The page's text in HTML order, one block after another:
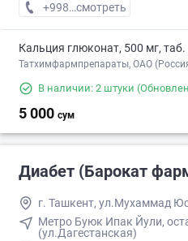
+998 (95) XXX-XX-XX
смотреть
Кальция глюконат, 500 мг,
Татхимфармпрепараты, ОАО
В наличии: 2 штуки
5 000 сум
Диабет (Барокат
г. Ташкент, ул.Мухаммад
Метро Буюк Ипак Йули,
(ул.Дагестанская)